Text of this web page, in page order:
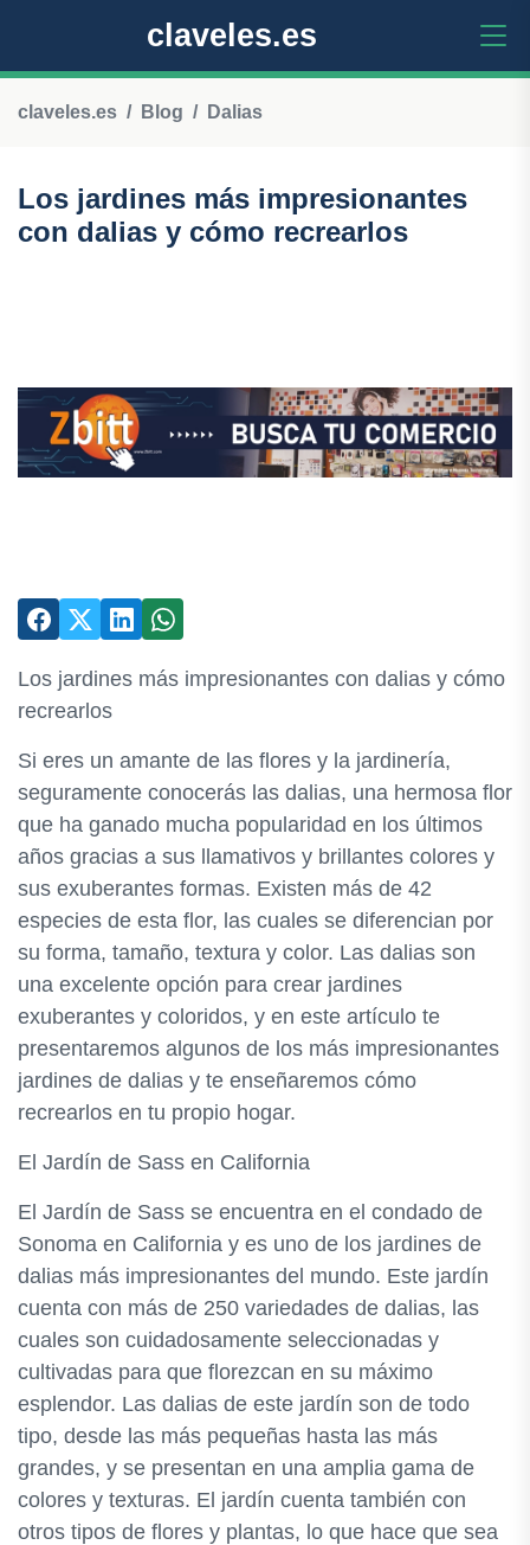
claveles.es
claveles.es Blog Dalias
Los jardines más impresionantes
con dalias y cómo recrearlos
Los jardines más impresionantes con dalias y cómo
recrearlos
Si eres un amante de las flores y la jardinería,
seguramente conocerás las dalias, una hermosa flor
que ha ganado mucha popularidad en los últimos
años gracias a sus llamativos y brillantes colores y
sus exuberantes formas. Existen más de 42
especies de esta flor, las cuales se diferencian por
su forma, tamaño, textura y color. Las dalias son
una excelente opción para crear jardines
exuberantes y coloridos, y en este artículo te
presentaremos algunos de los más impresionantes
jardines de dalias y te enseñaremos cómo
recrearlos en tu propio hogar.
El Jardín de Sass en California
El Jardín de Sass se encuentra en el condado de
Sonoma en California y es uno de los jardines de
dalias más impresionantes del mundo. Este jardín
cuenta con más de 250 variedades de dalias, las
cuales son cuidadosamente seleccionadas y
cultivadas para que florezcan en su máximo
esplendor. Las dalias de este jardín son de todo
tipo, desde las más pequeñas hasta las más
grandes, y se presentan en una amplia gama de
colores y texturas. El jardín cuenta también con
otros tipos de flores y plantas, lo que hace que sea